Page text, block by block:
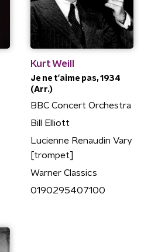
Kurt Weill
Je ne t'aime pas, 1934
(Arr.)
BBC Concert Orchestra
Bill Elliott
Lucienne Renaudin Vary
[trompet]
Warner Classics
0190295407100